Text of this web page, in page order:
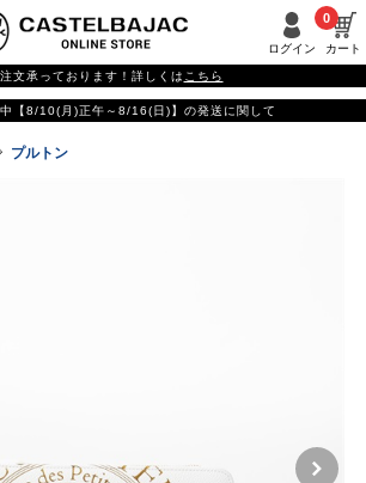
ログイン カート
0
文承っております！詳しくは こちら
【8/10(月)正午～8/16(日)】の発送に関して
プルトン